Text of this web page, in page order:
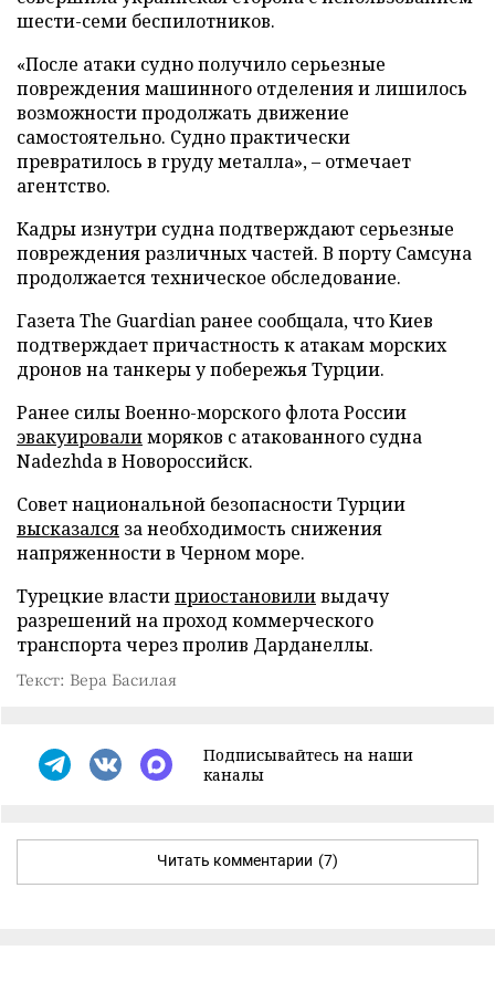
шести-семи беспилотников.
«После атаки судно получило серьезные
повреждения машинного отделения и лишилось
возможности продолжать движение
самостоятельно. Судно практически
превратилось в груду металла», – отмечает
агентство.
Кадры изнутри судна подтверждают серьезные
повреждения различных частей. В порту Самсуна
продолжается техническое обследование.
Газета The Guardian ранее сообщала, что Киев
подтверждает причастность к атакам морских
дронов на танкеры у побережья Турции.
Ранее силы Военно-морского флота России
эвакуировалиморяков с атакованного судна
Nadezhda в Новороссийск.
Совет национальной безопасности Турции
высказался за необходимость снижения
напряженности в Черном море.
Турецкие властиприостановиливыдачу
разрешений на проход коммерческого
транспорта через пролив Дарданеллы.
Текст: Вера Басилая
Подписывайтесь на наши
каналы
Читать комментарии (7)